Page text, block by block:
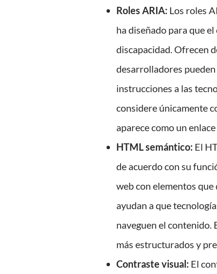
Roles ARIA: Los roles
ha diseñado para que
discapacidad. Ofrecen
desarrolladores
instrucciones a las
considere únicamente
aparece como un
HTML semántico: El
de acuerdo con su
web con elementos
ayudan a que
naveguen el contenido.
más estructurados y
Contraste visual: El